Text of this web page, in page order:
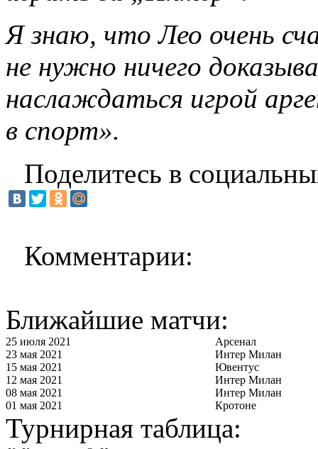
Я знаю, что Лео очень
не нужно ничего
наслаждаться игрой
в спорт».
Поделитесь в
Комментарии:
Ближайшие матчи:
25 июля 2021
Арсенал
23 мая 2021
Интер Милан
15 мая 2021
Ювентус
12 мая 2021
Интер Милан
08 мая 2021
Интер Милан
01 мая 2021
Кротоне
Турнирная таблица: